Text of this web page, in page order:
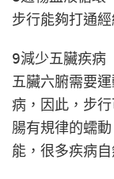
步行能夠打通
9減少五臟疾病
五臟六腑需要
病，因此，步
腸有規律的蠕
能，很多疾病自